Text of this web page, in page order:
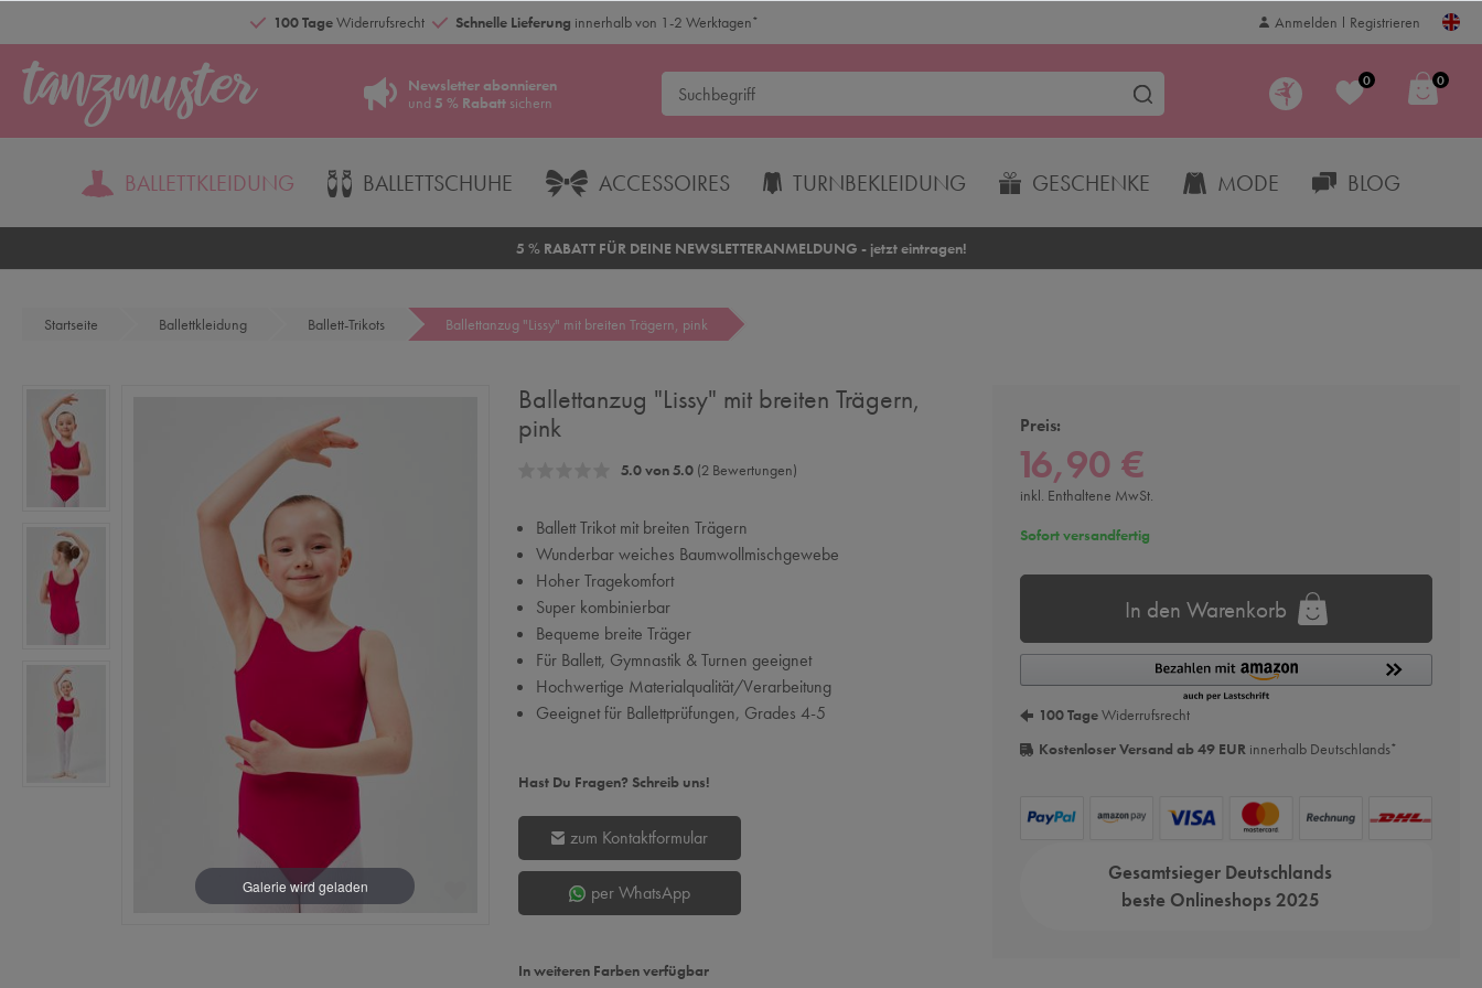
100 TageWiderrufsrecht Schnelle Lieferung innerhalb von 1-2 Werktagen* Anmelden Registrieren
0 0
Newsletter abonnieren
und 5 % Rabattsichern
BALLETTKLEIDUNG BALLETTSCHUHE ACCESSOIRES TURNBEKLEIDUNG GESCHENKE MODE BLOG
5 % RABATT FÜR DEINE NEWSLETTERANMELDUNG - jetzt eintragen!
Startseite Ballettkleidung Ballett-Trikots Ballettanzug "Lissy" mit breiten Trägern, pink
Ballettanzug "Lissy" mit breiten Trägern,
pink
5.0 von 5.0(2 Bewertungen)
Ballett Trikot mit breiten Trägern
Wunderbar weiches Baumwollmischgewebe
Hoher Tragekomfort
Super kombinierbar
Bequeme breite Träger
Für Ballett, Gymnastik & Turnen geeignet
Hochwertige Materialqualität/Verarbeitung
Geeignet für Ballettprüfungen, Grades 4-5
Hast Du Fragen? Schreib uns!
zum Kontaktformular
per WhatsApp
In weiteren Farben verfügbar
Preis:
16,90 €
inkl. Enthaltene MwSt.
Sofort versandfertig
In den Warenkorb
100 TageWiderrufsrecht
Kostenloser Versand ab 49 EUR innerhalb Deutschlands*
Gesamtsieger Deutschlands
beste Onlineshops 2025